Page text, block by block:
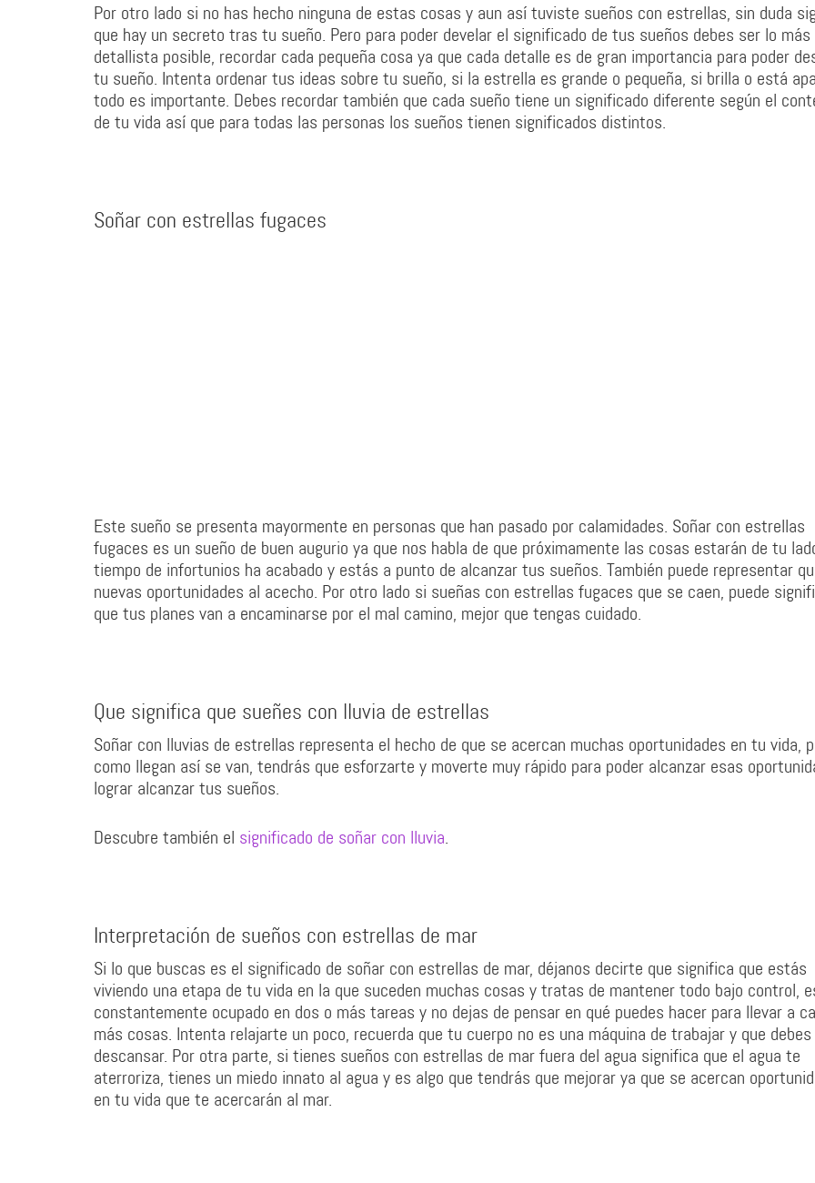
Por otro lado si no has hecho ninguna de estas cosas y aun así tuviste sueños con estrellas, sin duda
que hay un secreto tras tu sueño. Pero para poder develar el significado de tus sueños debes ser lo más
detallista posible, recordar cada pequeña cosa ya que cada detalle es de gran importancia para poder
tu sueño. Intenta ordenar tus ideas sobre tu sueño, si la estrella es grande o pequeña, si brilla o está
todo es importante. Debes recordar también que cada sueño tiene un significado diferente según el
de tu vida así que para todas las personas los sueños tienen significados distintos.
Soñar con estrellas fugaces
Este sueño se presenta mayormente en personas que han pasado por calamidades. Soñar con estrellas
fugaces es un sueño de buen augurio ya que nos habla de que próximamente las cosas estarán de tu
tiempo de infortunios ha acabado y estás a punto de alcanzar tus sueños. También puede representar
nuevas oportunidades al acecho. Por otro lado si sueñas con estrellas fugaces que se caen, puede
que tus planes van a encaminarse por el mal camino, mejor que tengas cuidado.
Que significa que sueñes con lluvia de estrellas
Soñar con lluvias de estrellas representa el hecho de que se acercan muchas oportunidades en tu vida,
como llegan así se van, tendrás que esforzarte y moverte muy rápido para poder alcanzar esas
lograr alcanzar tus sueños.
Descubre también el significado de soñar con lluvia.
Interpretación de sueños con estrellas de mar
Si lo que buscas es el significado de soñar con estrellas de mar, déjanos decirte que significa que estás
viviendo una etapa de tu vida en la que suceden muchas cosas y tratas de mantener todo bajo control,
constantemente ocupado en dos o más tareas y no dejas de pensar en qué puedes hacer para llevar a
más cosas. Intenta relajarte un poco, recuerda que tu cuerpo no es una máquina de trabajar y que debes
descansar. Por otra parte, si tienes sueños con estrellas de mar fuera del agua significa que el agua te
aterroriza, tienes un miedo innato al agua y es algo que tendrás que mejorar ya que se acercan
en tu vida que te acercarán al mar.